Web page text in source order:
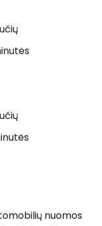
nuomos